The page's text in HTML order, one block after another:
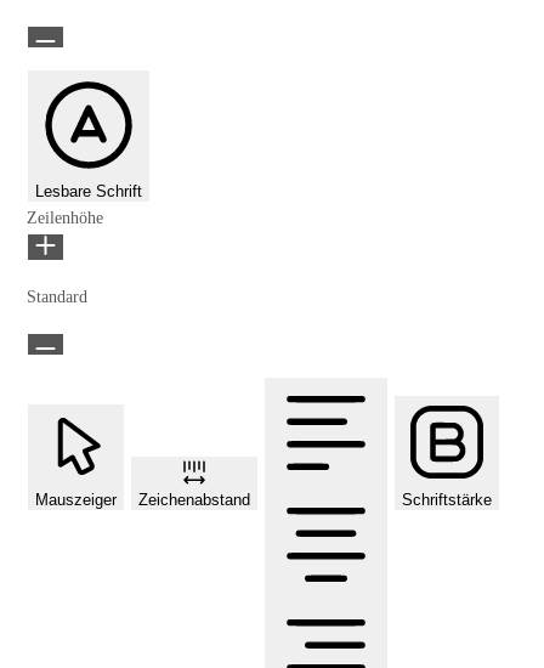
Lesbare Schrift
Zeilenhöhe
Standard
Mauszeiger Zeichenabstand Schriftstärke